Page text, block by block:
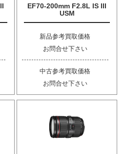
EF70-200mm F2.8L IS III
USM
新品参考買取価格
お問合せ下さい
中古参考買取価格
お問合せ下さい